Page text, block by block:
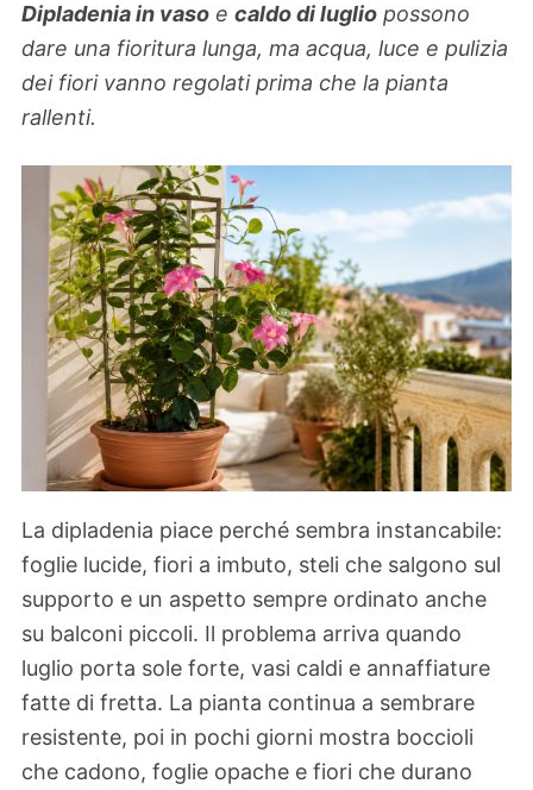
Dipladenia in vaso e caldo di luglio possono
dare una fioritura lunga, ma acqua, luce e pulizia
dei fiori vanno regolati prima che la pianta
rallenti.
La dipladenia piace perché sembra instancabile:
foglie lucide, fiori a imbuto, steli che salgono sul
supporto e un aspetto sempre ordinato anche
su balconi piccoli. Il problema arriva quando
luglio porta sole forte, vasi caldi e annaffiature
fatte di fretta. La pianta continua a sembrare
resistente, poi in pochi giorni mostra boccioli
che cadono, foglie opache e fiori che durano